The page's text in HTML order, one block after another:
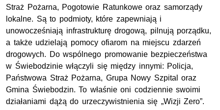
Straż Pożarna, Pogotowie Ratunkowe oraz samorządy
lokalne. Są to podmioty, które zapewniają i
unowocześniają infrastrukturę drogową, pilnują porządku,
a także udzielają pomocy ofiarom na miejscu zdarzeń
drogowych. Do wspólnego promowanie bezpieczeństwa
w Świebodzinie włączyli się między innymi: Policja,
Państwowa Straż Pożarna, Grupa Nowy Szpital oraz
Gmina Świebodzin. To właśnie oni codziennie swoimi
działaniami dążą do urzeczywistnienia się „Wizji Zero”.